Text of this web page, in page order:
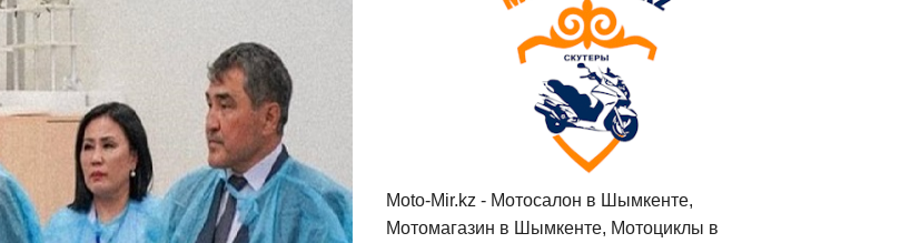
Moto-Mir.kz - Мотосалон в Шымкенте,
Мотомагазин в Шымкенте, Мотоциклы в